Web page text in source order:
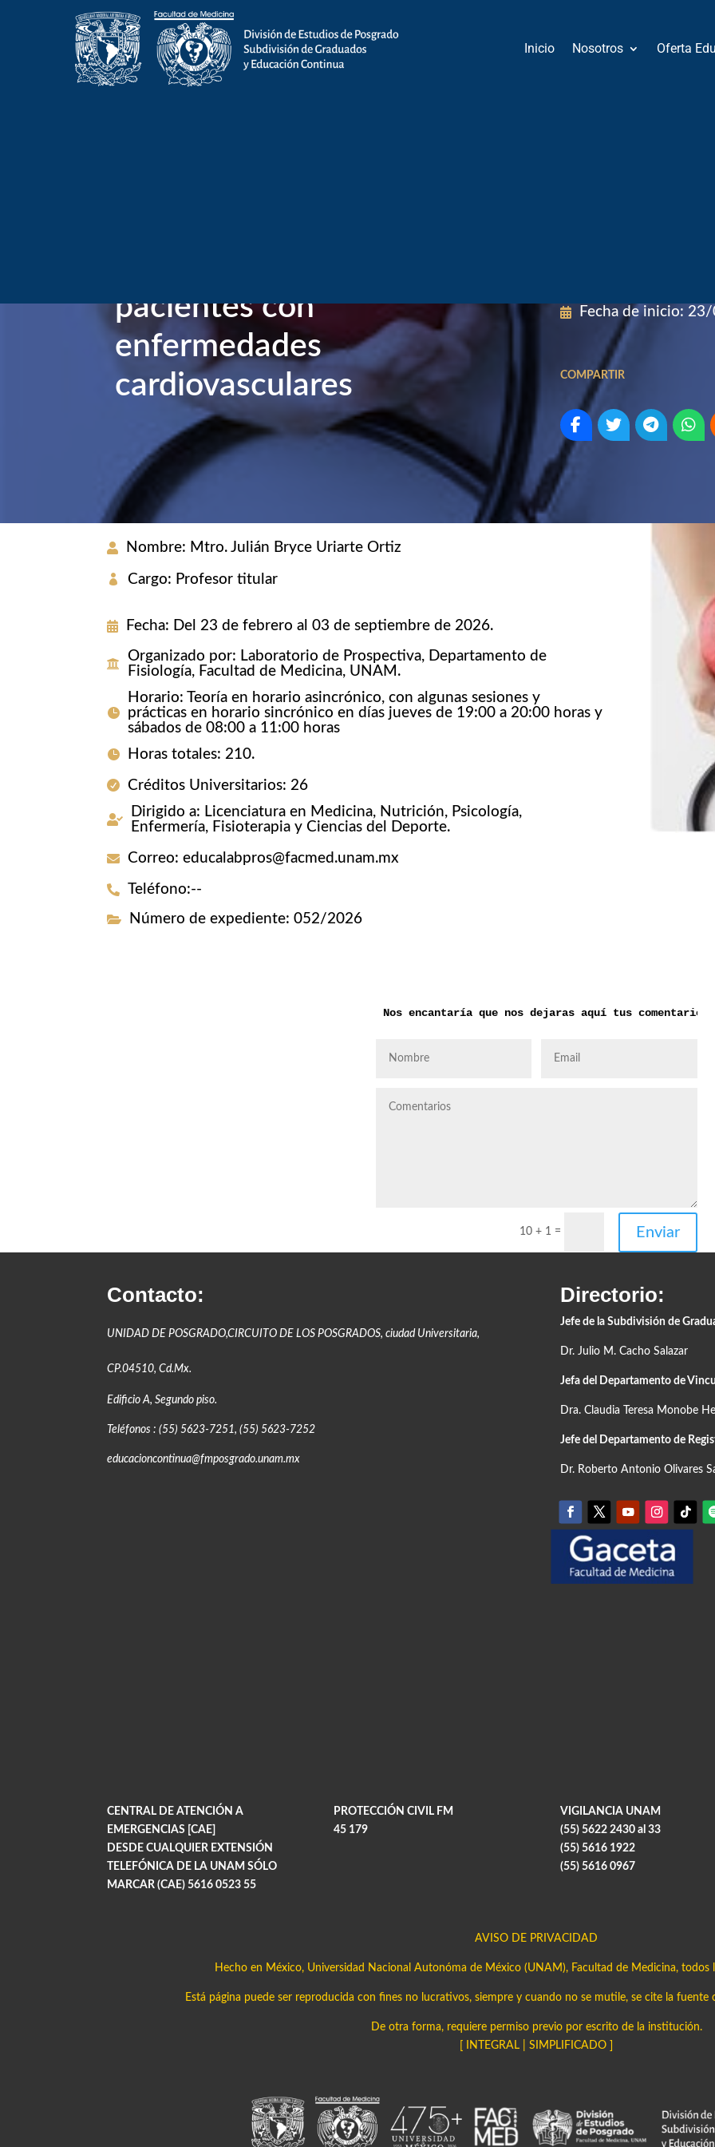
Inicio Nosotros Oferta
pacientes con
enfermedades
cardiovasculares
Fecha de inicio: 23/
COMPARTIR
Nombre: Mtro. Julián Bryce Uriarte Ortiz
Cargo: Profesor titular
Fecha: Del 23 de febrero al 03 de septiembre de 2026.
Organizado por: Laboratorio de Prospectiva, Departamento de
Fisiología, Facultad de Medicina, UNAM.
Horario:Teoría en horario asincrónico, con algunas sesiones y
prácticas en horario sincrónico en días jueves de 19:00 a 20:00 horas y
sábados de 08:00 a 11:00 horas
Horas totales: 210.
Créditos Universitarios: 26
Dirigido a: Licenciatura en Medicina, Nutrición, Psicología,
Enfermería, Fisioterapia y Ciencias del Deporte.
Correo:educalabpros@facmed.unam.mx
Teléfono:--
Número de expediente:052/2026
Nos encantaría que nos dejaras aquí tus comentarios.
10 + 1 = Enviar
Contacto:
UNIDAD DE POSGRADO,CIRCUITO DE LOS POSGRADOS,ciudad Universitaria,
CP.04510, Cd.Mx.
Edificio A, Segundo piso.
Teléfonos : (55) 5623-7251, (55) 5623-7252
educacioncontinua@fmposgrado.unam.mx
Directorio:
Jefe de la Subdivisión de
Dr. Julio M. Cacho Salazar
Jefa del Departamento de
Dra. Claudia Teresa Monobe
Jefe del Departamento de
Dr. Roberto Antonio Olivares
CENTRAL DE ATENCIÓN A
EMERGENCIAS [CAE]
DESDE CUALQUIER EXTENSIÓN
TELEFÓNICA DE LA UNAM SÓLO
MARCAR (CAE) 5616 0523 55
PROTECCIÓN CIVIL FM
45 179
VIGILANCIA UNAM
(55) 5622 2430 al 33
(55) 5616 1922
(55) 5616 0967
AVISO DE PRIVACIDAD
Hecho en México, Universidad Nacional Autonóma de México (UNAM), Facultad de Medicina, todos
Está página puede ser reproducida con fines no lucrativos, siempre y cuando no se mutile, se cite la
De otra forma, requiere permiso previo por escrito de la institución.
INTEGRAL SIMPLIFICADO